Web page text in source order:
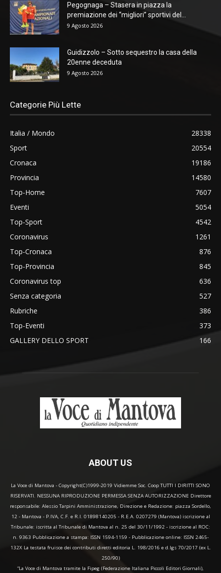
Pegognaga – Stasera in piazza la
premiazione dei “migliori” sportivi del...
9 Agosto 2026
Guidizzolo – Sotto sequestro la casa della
20enne deceduta
9 Agosto 2026
Categorie Più Lette
Italia / Mondo
28338
Sport
20554
Cronaca
19186
Provincia
14580
Top-Home
7607
Eventi
5054
Top-Sport
4542
Coronavirus
1261
Top-Cronaca
876
Top-Provincia
845
Coronavirus top
636
Senza categoria
527
Rubriche
386
Top-Eventi
373
GALLERY DELLO SPORT
166
ABOUT US
La Voce di Mantova - Copyright(C)1999-2019 Vidiemme Soc. Coop TUTTI I DIRITTI SONO
RISERVATI. NESSUNA RIPRODUZIONE PERMESSA SENZA AUTORIZZAZIONE Direttore
responsabile: Alessio Tarpini Amministrazione, Direzione e Redazione: piazza Sordello,
12 - Mantova - P.IVA, C.F. e R.I. 01898140205 - R.E.A. 0207279 (Mantova) iscrizione al
Tribunale: iscritta al Tribunale di Mantova al n. 25 del 30/11/1992 - iscrizione al ROC:
n. 9363 Pubblicazione a stampa: ISSN 1594-1159 - Pubblicazione online: ISSN 2465-
132X La testata fruisce dei contributi diretti editoria L. 198/2016 e d.lgs 70/2017 (ex L.
250/90)
“La Voce di Mantova tramite la Fipeg (Federazione Italiana Piccoli Editori Giornali),